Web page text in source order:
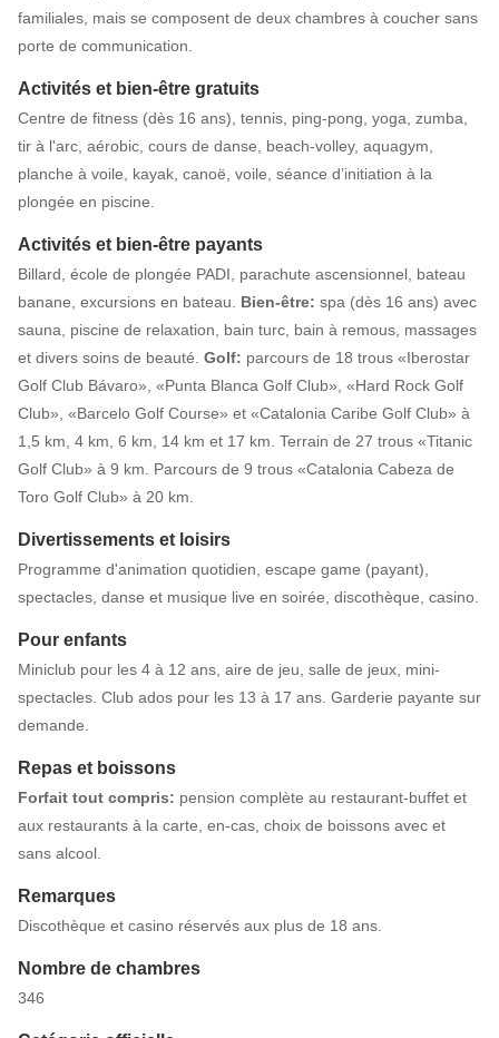
familiales, mais se composent de deux chambres à coucher sans
porte de communication.
Activités et bien-être gratuits
Centre de fitness (dès 16 ans), tennis, ping-pong, yoga, zumba,
tir à l'arc, aérobic, cours de danse, beach-volley, aquagym,
planche à voile, kayak, canoë, voile, séance d’initiation à la
plongée en piscine.
Activités et bien-être payants
Billard, école de plongée PADI, parachute ascensionnel, bateau
banane, excursions en bateau. Bien-être: spa (dès 16 ans) avec
sauna, piscine de relaxation, bain turc, bain à remous, massages
et divers soins de beauté. Golf: parcours de 18 trous «Iberostar
Golf Club Bávaro», «Punta Blanca Golf Club», «Hard Rock Golf
Club», «Barcelo Golf Course» et «Catalonia Caribe Golf Club» à
1,5 km, 4 km, 6 km, 14 km et 17 km. Terrain de 27 trous «Titanic
Golf Club» à 9 km. Parcours de 9 trous «Catalonia Cabeza de
Toro Golf Club» à 20 km.
Divertissements et loisirs
Programme d'animation quotidien, escape game (payant),
spectacles, danse et musique live en soirée, discothèque, casino.
Pour enfants
Miniclub pour les 4 à 12 ans, aire de jeu, salle de jeux, mini-
spectacles. Club ados pour les 13 à 17 ans. Garderie payante sur
demande.
Repas et boissons
Forfait tout compris: pension complète au restaurant-buffet et
aux restaurants à la carte, en-cas, choix de boissons avec et
sans alcool.
Remarques
Discothèque et casino réservés aux plus de 18 ans.
Nombre de chambres
346